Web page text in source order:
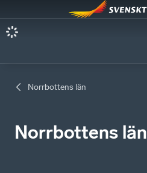
Norrbottens län
Norrbottens län